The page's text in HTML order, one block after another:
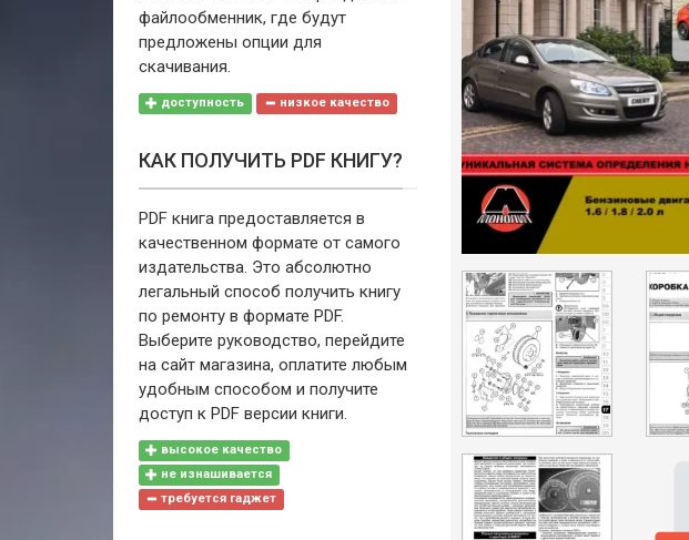
файлообменник, где будут
предложены опции для
скачивания.
доступность низкое качество
КАК ПОЛУЧИТЬ PDF КНИГУ?
PDF книга предоставляется в
качественном формате от самого
издательства. Это абсолютно
легальный способ получить книгу
по ремонту в формате PDF.
Выберите руководство, перейдите
на сайт магазина, оплатите любым
удобным способом и получите
доступ к PDF версии книги.
высокое качество
не изнашивается
требуется гаджет